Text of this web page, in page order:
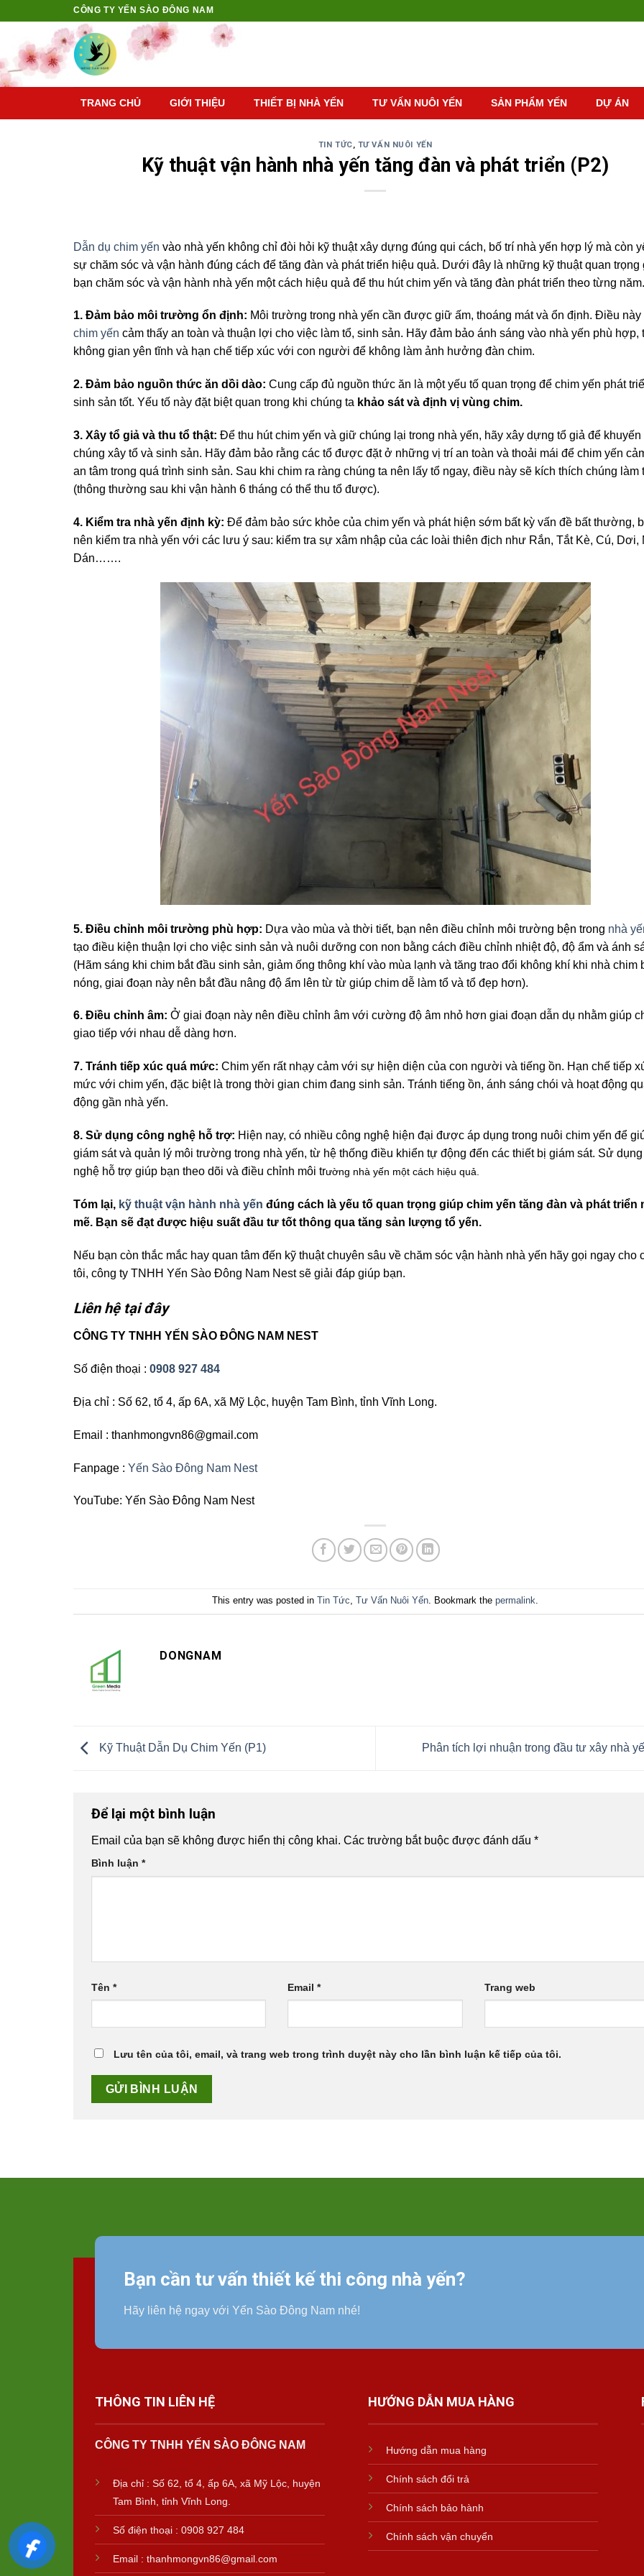
content
CÔNG TY YẾN SÀO ĐÔNG NAM
TRANG CHỦ GIỚI THIỆU THIẾT BỊ NHÀ YẾN TƯ VẤN NUÔI YẾN SẢN PHẨM YẾN DỰ ÁN
TIN TỨC, TƯ VẤN NUÔI YẾN
Kỹ thuật vận hành nhà yến tăng đàn và phát triển (P2)
Dẫn dụ chim yến vào nhà yến không chỉ đòi hỏi kỹ thuật xây dựng đúng qui cách, bố trí nhà yến hợp lý mà còn
sự chăm sóc và vận hành đúng cách để tăng đàn và phát triển hiệu quả. Dưới đây là những kỹ thuật quan trọng
bạn chăm sóc và vận hành nhà yến một cách hiệu quả để thu hút chim yến và tăng đàn phát triển theo từng năm.
1. Đảm bảo môi trường ổn định: Môi trường trong nhà yến cần được giữ ấm, thoáng mát và ổn định. Điều này
chim yến cảm thấy an toàn và thuận lợi cho việc làm tổ, sinh sản. Hãy đảm bảo ánh sáng vào nhà yến phù hợp,
không gian yên tĩnh và hạn chế tiếp xúc với con người để không làm ảnh hưởng đàn chim.
2. Đảm bảo nguồn thức ăn dồi dào: Cung cấp đủ nguồn thức ăn là một yếu tố quan trọng để chim yến phát
sinh sản tốt. Yếu tố này đặt biệt quan trong khi chúng ta khảo sát và định vị vùng chim.
3. Xây tổ giả và thu tổ thật: Để thu hút chim yến và giữ chúng lại trong nhà yến, hãy xây dựng tổ giả để khuyến
chúng xây tổ và sinh sản. Hãy đảm bảo rằng các tổ được đặt ở những vị trí an toàn và thoải mái để chim yến
an tâm trong quá trình sinh sản. Sau khi chim ra ràng chúng ta nên lấy tổ ngay, điều này sẽ kích thích chúng làm
(thông thường sau khi vận hành 6 tháng có thể thu tổ được).
4. Kiểm tra nhà yến định kỳ: Để đảm bảo sức khỏe của chim yến và phát hiện sớm bất kỳ vấn đề bất thường,
nên kiểm tra nhà yến với các lưu ý sau: kiểm tra sự xâm nhập của các loài thiên địch như Rắn, Tắt Kè, Cú, Dơi,
Dán…….
5. Điều chỉnh môi trường phù hợp: Dựa vào mùa và thời tiết, bạn nên điều chỉnh môi trường bện trong nhà
tạo điều kiện thuận lợi cho việc sinh sản và nuôi dưỡng con non bằng cách điều chỉnh nhiệt độ, độ ẩm và ánh
(Hãm sáng khi chim bắt đầu sinh sản, giảm ống thông khí vào mùa lạnh và tăng trao đổi không khí khi nhà chim
nóng, giai đoạn này nên bắt đầu nâng độ ẩm lên từ từ giúp chim dễ làm tổ và tổ đẹp hơn).
6. Điều chỉnh âm: Ở giai đoạn này nên điều chỉnh âm với cường độ âm nhỏ hơn giai đoạn dẫn dụ nhằm giúp
giao tiếp với nhau dễ dàng hơn.
7. Tránh tiếp xúc quá mức: Chim yến rất nhạy cảm với sự hiện diện của con người và tiếng ồn. Hạn chế tiếp
mức với chim yến, đặc biệt là trong thời gian chim đang sinh sản. Tránh tiếng ồn, ánh sáng chói và hoạt động
động gần nhà yến.
8. Sử dụng công nghệ hỗ trợ: Hiện nay, có nhiều công nghệ hiện đại được áp dụng trong nuôi chim yến để
giám sát và quản lý môi trường trong nhà yến, từ hệ thống điều khiển tự động đến các thiết bị giám sát. Sử
nghệ hỗ trợ giúp bạn theo dõi và điều chỉnh môi trường nhà yến một cách hiệu quả.
Tóm lại, kỹ thuật vận hành nhà yến đúng cách là yếu tố quan trọng giúp chim yến tăng đàn và phát triển
mẽ. Bạn sẽ đạt được hiệu suất đầu tư tốt thông qua tăng sản lượng tổ yến.
Nếu bạn còn thắc mắc hay quan tâm đến kỹ thuật chuyên sâu về chăm sóc vận hành nhà yến hãy gọi ngay cho
tôi, công ty TNHH Yến Sào Đông Nam Nest sẽ giải đáp giúp bạn.
Liên hệ tại đây
CÔNG TY TNHH YẾN SÀO ĐÔNG NAM NEST
Số điện thoại : 0908 927 484
Địa chỉ : Số 62, tổ 4, ấp 6A, xã Mỹ Lộc, huyện Tam Bình, tỉnh Vĩnh Long.
Email : thanhmongvn86@gmail.com
Fanpage : Yến Sào Đông Nam Nest
YouTube: Yến Sào Đông Nam Nest
This entry was posted in Tin Tức, Tư Vấn Nuôi Yến. Bookmark the permalink.
DONGNAM
Kỹ Thuật Dẫn Dụ Chim Yến (P1) Phân tích lợi nhuận trong đầu tư xây nhà
Để lại một bình luận
Email của bạn sẽ không được hiển thị công khai. Các trường bắt buộc được đánh dấu *
Bình luận *
Tên * Email* Trang web
Lưu tên của tôi, email, và trang web trong trình duyệt này cho lần bình luận kế tiếp của tôi.
Bạn cần tư vấn thiết kế thi công nhà yến?
Hãy liên hệ ngay với Yến Sào Đông Nam nhé!
THÔNG TIN LIÊN HỆ
CÔNG TY TNHH YẾN SÀO ĐÔNG NAM
Địa chỉ : Số 62, tổ 4, ấp 6A, xã Mỹ Lộc, huyện
Tam Bình, tỉnh Vĩnh Long.
Số điện thoại : 0908 927 484
Email : thanhmongvn86@gmail.com
HƯỚNG DẪN MUA HÀNG
Hướng dẫn mua hàng
Chính sách đổi trả
Chính sách bảo hành
Chính sách vận chuyển